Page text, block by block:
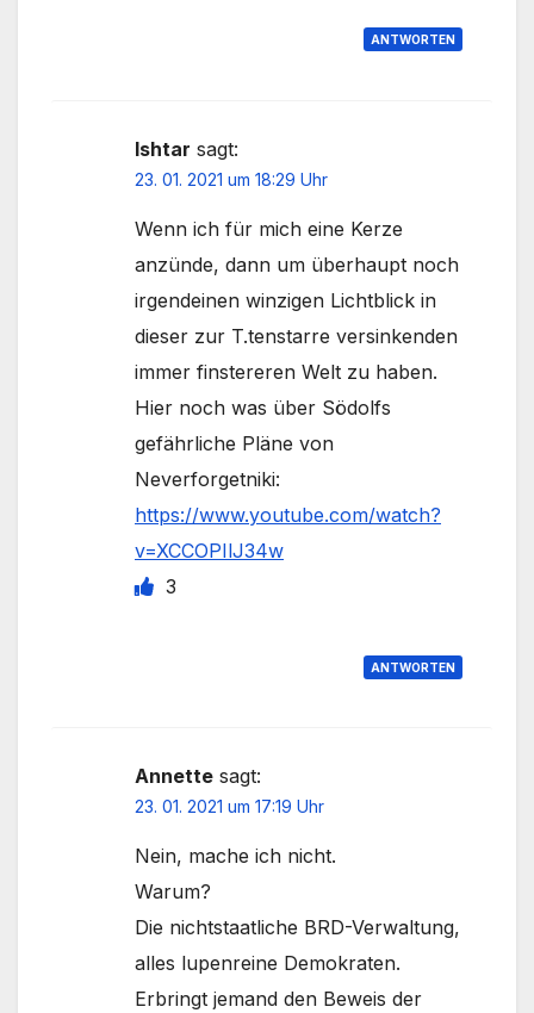
ANTWORTEN
Ishtar sagt:
23. 01. 2021 um 18:29 Uhr
Wenn ich für mich eine Kerze
anzünde, dann um überhaupt noch
irgendeinen winzigen Lichtblick in
dieser zur T.tenstarre versinkenden
immer finstereren Welt zu haben.
Hier noch was über Södolfs
gefährliche Pläne von
Neverforgetniki:
https://www.youtube.com/watch?
v=XCCOPIlJ34w
3
ANTWORTEN
Annette sagt:
23. 01. 2021 um 17:19 Uhr
Nein, mache ich nicht.
Warum?
Die nichtstaatliche BRD-Verwaltung,
alles lupenreine Demokraten.
Erbringt jemand den Beweis der